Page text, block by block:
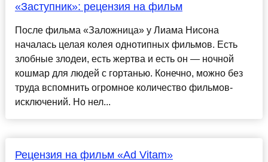
«Заступник»: рецензия на фильм
После фильма «Заложница» у Лиама Нисона
началась целая колея однотипных фильмов. Есть
злобные злодеи, есть жертва и есть он — ночной
кошмар для людей с гортанью. Конечно, можно без
труда вспомнить огромное количество фильмов-
исключений. Но нел...
Рецензия на фильм «Ad Vitam»